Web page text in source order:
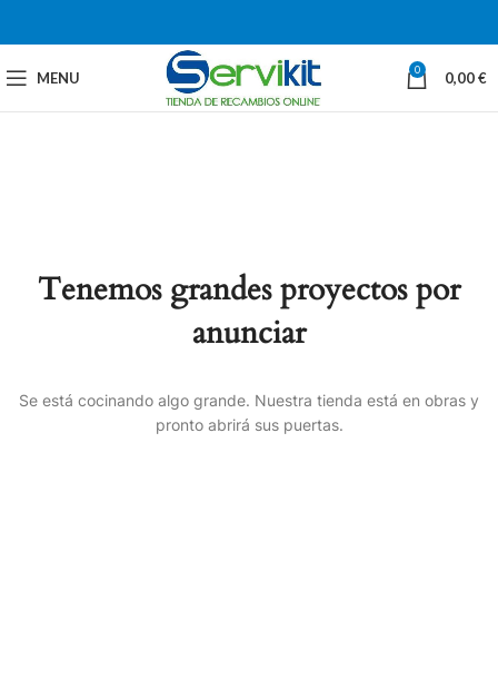
MENU 0 0,00€
Tenemos grandes proyectos por
anunciar
Se está cocinando algo grande. Nuestra tienda está en obras y
pronto abrirá sus puertas.